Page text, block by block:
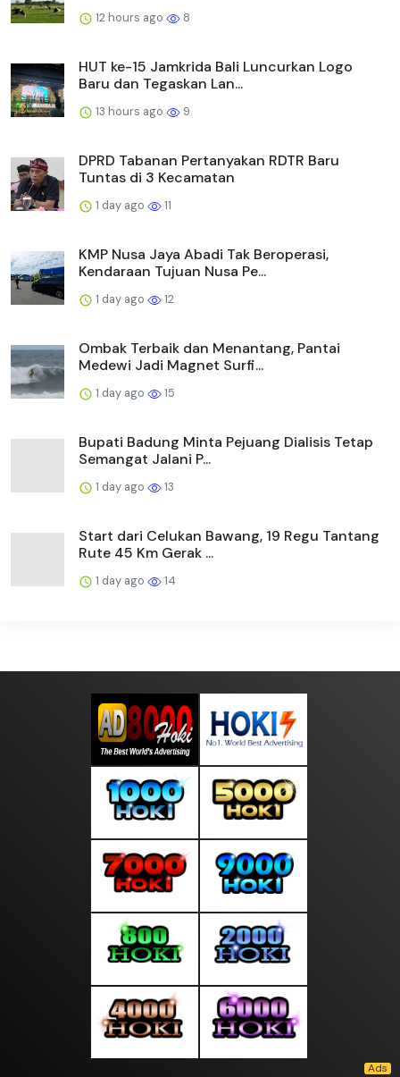
12 hours ago 8
HUT ke-15 Jamkrida Bali Luncurkan Logo
Baru dan Tegaskan Lan...
13 hours ago 9
DPRD Tabanan Pertanyakan RDTR Baru
Tuntas di 3 Kecamatan
1 day ago 11
KMP Nusa Jaya Abadi Tak Beroperasi,
Kendaraan Tujuan Nusa Pe...
1 day ago 12
Ombak Terbaik dan Menantang, Pantai
Medewi Jadi Magnet Surfi...
1 day ago 15
Bupati Badung Minta Pejuang Dialisis Tetap
Semangat Jalani P...
1 day ago 13
Start dari Celukan Bawang, 19 Regu Tantang
Rute 45 Km Gerak ...
1 day ago 14